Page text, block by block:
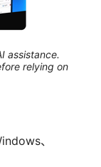
assistance.
relying on
、